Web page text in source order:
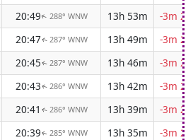
20:49↑ 288° WNW 13h 53m
-3m
20:47↑ 287° WNW 13h 49m
-3m
20:45↑ 287° WNW 13h 46m
-3m
20:43↑ 286° WNW 13h 42m
-3m
20:41 ↑ 286° WNW 13h 39m
-3m
20:39↑ 285° WNW 13h 35m
-3m